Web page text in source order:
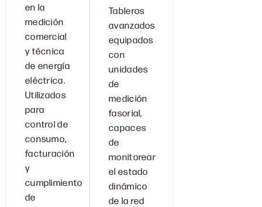
en la
medición
comercial
y técnica
de energía
eléctrica.
Utilizados
para
control de
consumo,
facturación
y
cumplimiento
de
Tableros
avanzados
equipados
con
unidades
de
medición
fasorial,
capaces
de
monitorear
el estado
dinámico
de la red